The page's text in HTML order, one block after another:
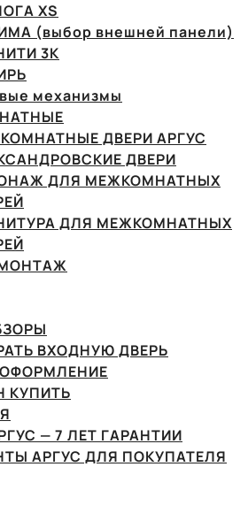
XS
(выбор внешней панели)
3К
механизмы
ДВЕРИ АРГУС
ДВЕРИ
ДЛЯ МЕЖКОМНАТНЫХ
ДЛЯ МЕЖКОМНАТНЫХ
ВХОДНУЮ ДВЕРЬ
КУПИТЬ
— 7 ЛЕТ ГАРАНТИИ
АРГУС ДЛЯ ПОКУПАТЕЛЯ